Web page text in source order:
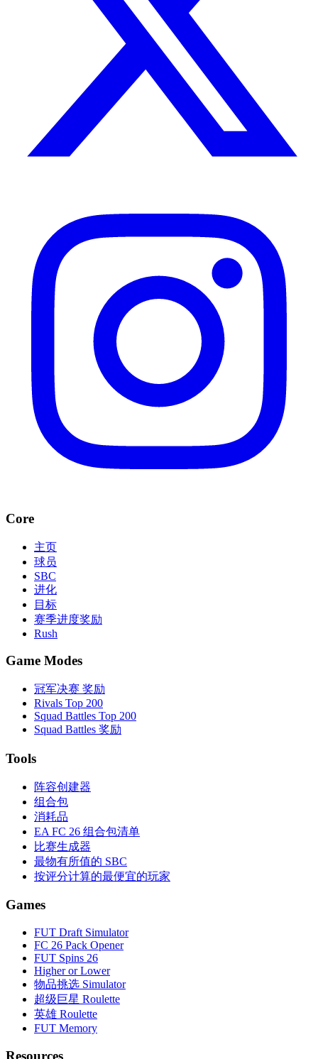
Core
主页
球员
SBC
进化
目标
赛季进度奖励
Rush
Game Modes
冠军决赛 奖励
Rivals Top 200
Squad Battles Top 200
Squad Battles 奖励
Tools
阵容创建器
组合包
消耗品
EA FC 26 组合包清单
比赛生成器
最物有所值的 SBC
按评分计算的最便宜的玩家
Games
FUT Draft Simulator
FC 26 Pack Opener
FUT Spins 26
Higher or Lower
物品挑选 Simulator
超级巨星 Roulette
英雄 Roulette
FUT Memory
Resources